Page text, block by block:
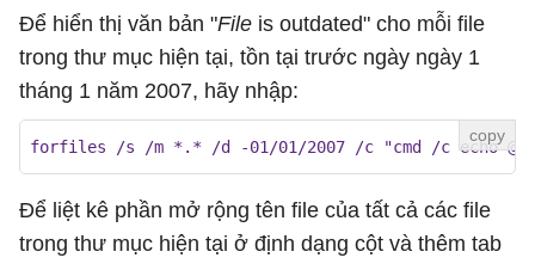
Để hiển thị văn bản "File is outdated" cho mỗi file
trong thư mục hiện tại, tồn tại trước ngày ngày 1
tháng 1 năm 2007, hãy nhập:
forfiles /s /m *.* /d -01/01/2007 /c "cmd /c echo
Để liệt kê phần mở rộng tên file của tất cả các file
trong thư mục hiện tại ở định dạng cột và thêm tab